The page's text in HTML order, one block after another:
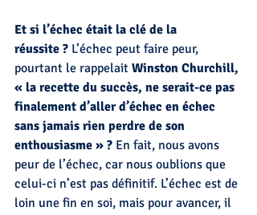
Et si l’échec était la clé de la
réussite ? L’échec peut faire peur,
pourtant le rappelait Winston Churchill,
« la recette du succès, ne serait-ce pas
finalement d’aller d’échec en échec
sans jamais rien perdre de son
enthousiasme » ? En fait, nous avons
peur de l’échec, car nous oublions que
celui-ci n’est pas définitif. L’échec est de
loin une fin en soi, mais pour avancer, il